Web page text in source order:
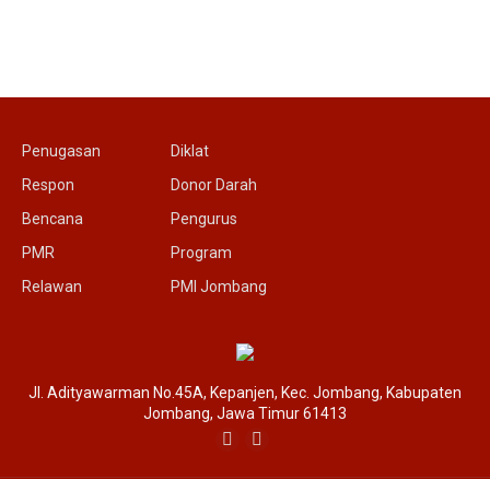
Penugasan
Respon
Bencana
PMR
Relawan
Diklat
Donor Darah
Pengurus
Program
PMI Jombang
Jl. Adityawarman No.45A, Kepanjen, Kec. Jombang, Kabupaten
Jombang, Jawa Timur 61413